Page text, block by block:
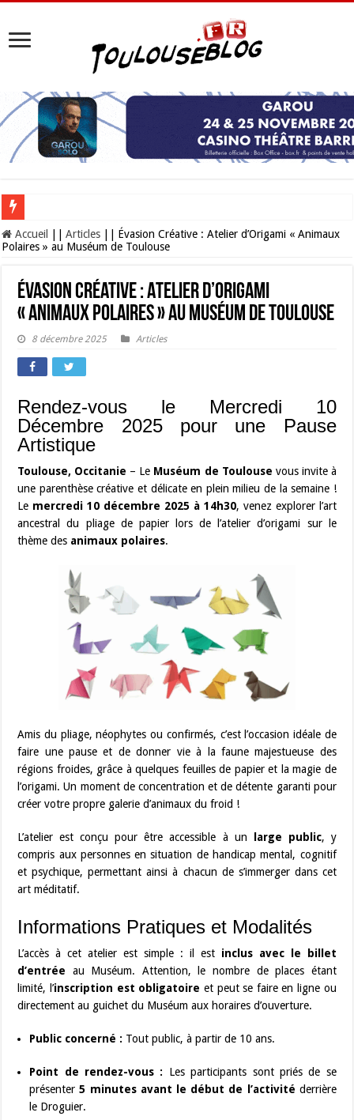
Les Nocturnes de la Cité de l’espace 2026 : l’événement incontournable de
Accueil Articles
Évasion Créative : Atelier d’Origami « Animaux
Polaires » au Muséum de Toulouse
Évasion Créative : Atelier d’Origami
« Animaux Polaires » au Muséum de Toulouse
8 décembre 2025 Articles
Rendez-vous le Mercredi 10
Décembre 2025 pour une Pause
Artistique
Toulouse, Occitanie – Le Muséum de Toulouse vous invite à
une parenthèse créative et délicate en plein milieu de la semaine !
Le mercredi 10 décembre 2025 à 14h30, venez explorer l’art
ancestral du pliage de papier lors de l’atelier d’origami sur le
thème des animaux polaires.
Amis du pliage, néophytes ou confirmés, c’est l’occasion idéale de
faire une pause et de donner vie à la faune majestueuse des
régions froides, grâce à quelques feuilles de papier et la magie de
l’origami. Un moment de concentration et de détente garanti pour
créer votre propre galerie d’animaux du froid !
L’atelier est conçu pour être accessible à un large public, y
compris aux personnes en situation de handicap mental, cognitif
et psychique, permettant ainsi à chacun de s’immerger dans cet
art méditatif.
Informations Pratiques et Modalités
L’accès à cet atelier est simple : il est inclus avec le billet
d’entrée au Muséum. Attention, le nombre de places étant
limité, l’inscription est obligatoire et peut se faire en ligne ou
directement au guichet du Muséum aux horaires d’ouverture.
Public concerné : Tout public, à partir de 10 ans.
Point de rendez-vous : Les participants sont priés de se
présenter5 minutes avant le début de l’activité derrière
le Droguier.